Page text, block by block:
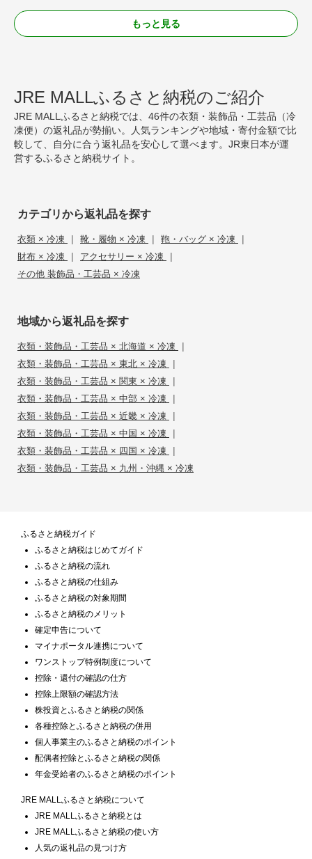
もっと見る
JRE MALLふるさと納税のご紹介
JRE MALLふるさと納税では、46件の衣類・装飾品・工芸品（冷
凍便）の返礼品が勢揃い。人気ランキングや地域・寄付金額で比
較して、自分に合う返礼品を安心して選べます。JR東日本が運
営するふるさと納税サイト。
カテゴリから返礼品を探す
衣類 × 冷凍 | 靴・履物 × 冷凍 | 鞄・バッグ × 冷凍 |
財布 × 冷凍 | アクセサリー × 冷凍 |
その他 装飾品・工芸品 × 冷凍
地域から返礼品を探す
衣類・装飾品・工芸品 × 北海道 × 冷凍 |
衣類・装飾品・工芸品 × 東北 × 冷凍 |
衣類・装飾品・工芸品 × 関東 × 冷凍 |
衣類・装飾品・工芸品 × 中部 × 冷凍 |
衣類・装飾品・工芸品 × 近畿 × 冷凍 |
衣類・装飾品・工芸品 × 中国 × 冷凍 |
衣類・装飾品・工芸品 × 四国 × 冷凍 |
衣類・装飾品・工芸品 × 九州・沖縄 × 冷凍
ふるさと納税ガイド
ふるさと納税はじめてガイド
ふるさと納税の流れ
ふるさと納税の仕組み
ふるさと納税の対象期間
ふるさと納税のメリット
確定申告について
マイナポータル連携について
ワンストップ特例制度について
控除・還付の確認の仕方
控除上限額の確認方法
株投資とふるさと納税の関係
各種控除とふるさと納税の併用
個人事業主のふるさと納税のポイント
配偶者控除とふるさと納税の関係
年金受給者のふるさと納税のポイント
JRE MALLふるさと納税について
JRE MALLふるさと納税とは
JRE MALLふるさと納税の使い方
人気の返礼品の見つけ方